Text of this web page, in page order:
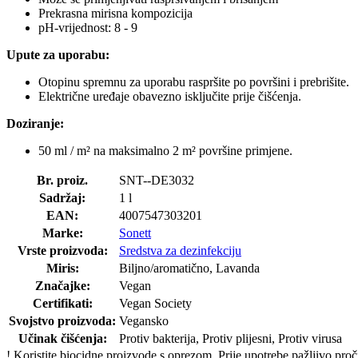
Prekrasna mirisna kompozicija
pH-vrijednost: 8 - 9
Upute za uporabu:
Otopinu spremnu za uporabu raspršite po površini i prebrišite.
Električne uređaje obavezno isključite prije čišćenja.
Doziranje:
50 ml / m² na maksimalno 2 m² površine primjene.
Br. proiz.
SNT--DE3032
Sadržaj:
1 l
EAN:
4007547303201
Marke:
Sonett
Vrste proizvoda:
Sredstva za dezinfekciju
Miris:
Biljno/aromatično, Lavanda
Značajke:
Vegan
Certifikati:
Vegan Society
Svojstvo proizvoda: Vegansko
Učinak čišćenja:
Protiv bakterija, Protiv plijesni, Protiv virusa
! Koristite biocidne proizvode s oprezom. Prije upotrebe pažljivo